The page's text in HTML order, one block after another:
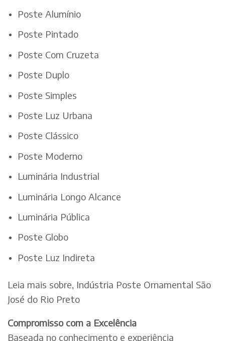
Poste Alumínio
Poste Pintado
Poste Com Cruzeta
Poste Duplo
Poste Simples
Poste Luz Urbana
Poste Clássico
Poste Moderno
Luminária Industrial
Luminária Longo Alcance
Luminária Pública
Poste Globo
Poste Luz Indireta
Leia mais sobre, Indústria Poste Ornamental São
José do Rio Preto
Compromisso com a Excelência
Baseada no conhecimento e experiência